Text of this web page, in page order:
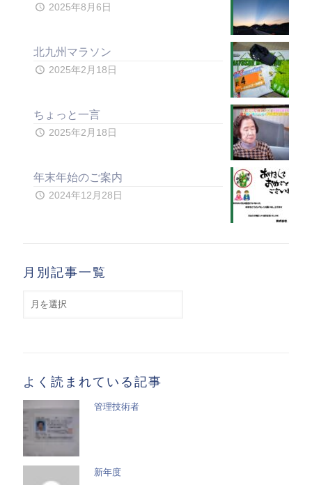
2025年8月6日
北九州マラソン
2025年2月18日
ちょっと一言
2025年2月18日
年末年始のご案内
2024年12月28日
月別記事一覧
よく読まれている記事
管理技術者
新年度